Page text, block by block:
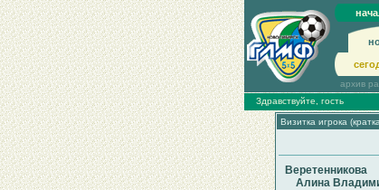
архив
Здравствуйте, гость
Визитка игрока
Веретенникова
Алина